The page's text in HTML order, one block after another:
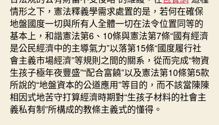
情形之下，憲法釋義學需求處置的是，若何在確保
地盤國度一切與所有人全體一切在法令位置同等的
基本上，和諧憲法第6、10條與憲法第7條“國有經濟
是公民經濟中的主導氣力”以落第15條“國度履行社
會主義市場經濟”等規則之間的關系，從而完成“物資
生孩子極年夜豐盛”“配合富饒”以及憲法第10條第5款
所說的“地盤資本的公道應用”等目的，而不該當陳陳
相因式地苦守打算經濟時期對“生孩子材料的社會主
義私有制”所構成的教條主義式的懂得。